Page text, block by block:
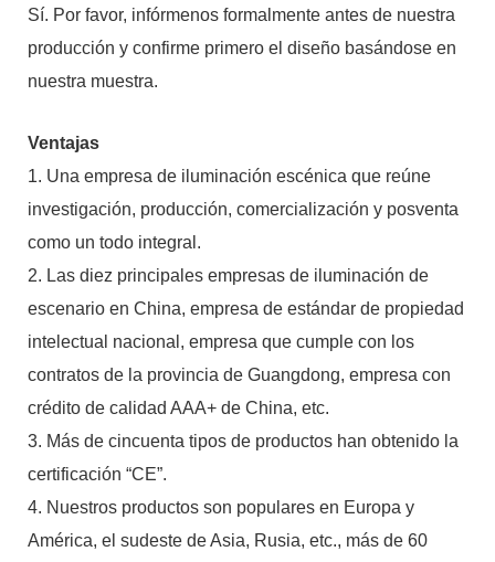
Sí. Por favor, infórmenos formalmente antes de nuestra
producción y confirme primero el diseño basándose en
nuestra muestra.
Ventajas
1. Una empresa de iluminación escénica que reúne
investigación, producción, comercialización y posventa
como un todo integral.
2. Las diez principales empresas de iluminación de
escenario en China, empresa de estándar de propiedad
intelectual nacional, empresa que cumple con los
contratos de la provincia de Guangdong, empresa con
crédito de calidad AAA+ de China, etc.
3. Más de cincuenta tipos de productos han obtenido la
certificación “CE”.
4. Nuestros productos son populares en Europa y
América, el sudeste de Asia, Rusia, etc., más de 60